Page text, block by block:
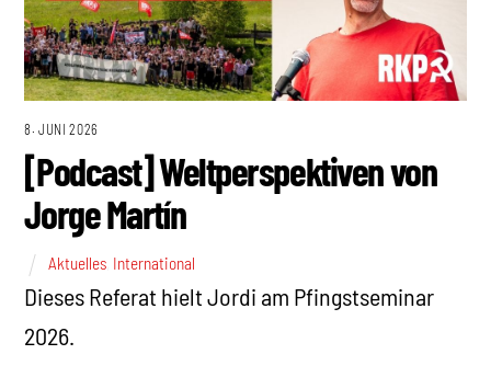
8. JUNI 2026
[Podcast] Weltperspektiven von
Jorge Martín
Aktuelles International
Dieses Referat hielt Jordi am Pfingstseminar
2026.